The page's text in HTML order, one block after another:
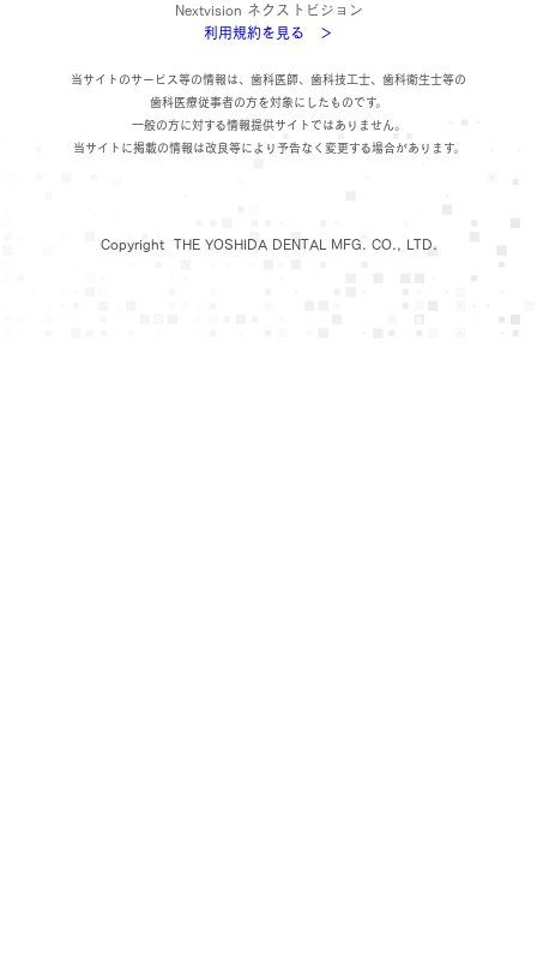
Nextvision ネクストビジョン
利用規約を見る ＞
当サイトのサービス等の情報は、歯科医師、歯科技工士、歯科衛生士等の
歯科医療従事者の方を対象にしたものです。
一般の方に対する情報提供サイトではありません。
当サイトに掲載の情報は改良等により予告なく変更する場合があります。
Copyright THE YOSHIDA DENTAL MFG. CO., LTD.